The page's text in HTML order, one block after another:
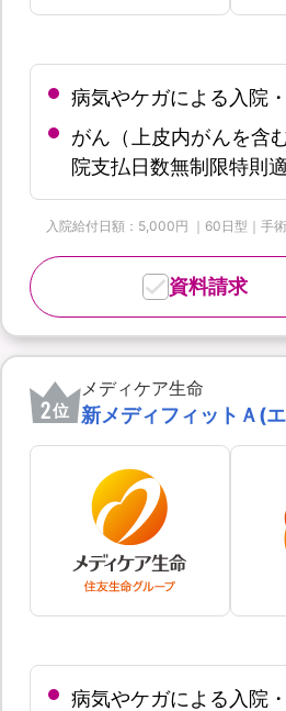
病気やケガによる入院
がん（上皮内がんを含
院支払日数無制限特則
入院給付日額：5,000円 ｜60日型｜手
資料請求
2位
メディケア生命
新メディフィットＡ(
病気やケガによる入院